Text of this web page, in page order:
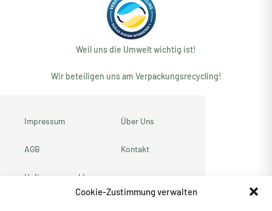
Cookie-Zustimmung verwalten
Weil uns die Umwelt wichtig ist!
Wir beteiligen uns am Verpackungsrecycling!
Impressum
AGB
Haftungsausschluss
Über Uns
Kontakt